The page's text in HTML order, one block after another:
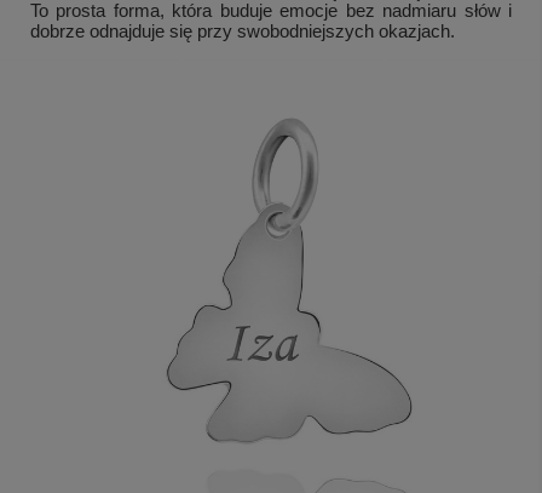
To prosta forma, która buduje emocje bez nadmiaru słów i
dobrze odnajduje się przy swobodniejszych okazjach.